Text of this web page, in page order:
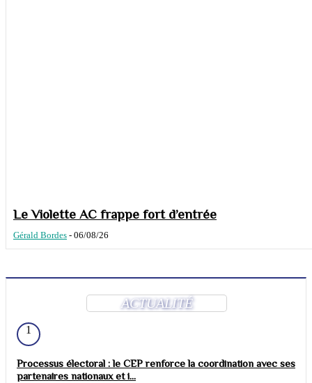
Le Violette AC frappe fort d’entrée
Gérald Bordes - 06/08/26
ACTUALITÉ
1
Processus électoral : le CEP renforce la coordination avec ses
partenaires nationaux et i...